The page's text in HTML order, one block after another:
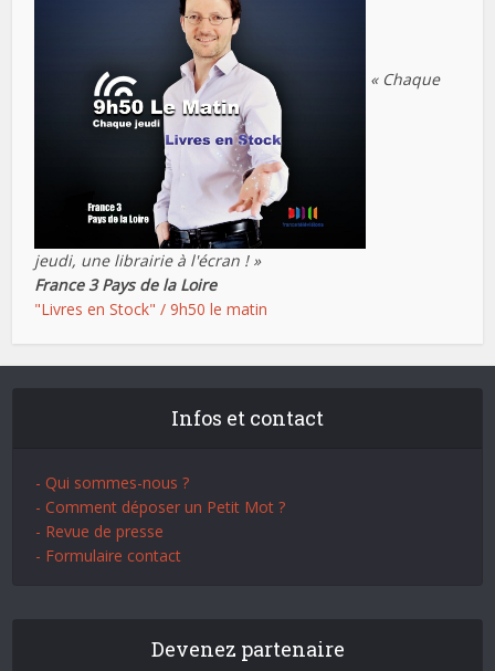
« Chaque
jeudi, une librairie à l'écran ! »
France 3 Pays de la Loire
"Livres en Stock" / 9h50 le matin
Infos et contact
- Qui sommes-nous ?
- Comment déposer un Petit Mot ?
- Revue de presse
- Formulaire contact
Devenez partenaire